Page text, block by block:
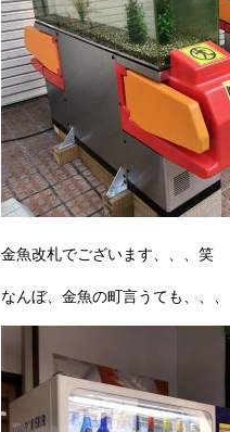
金魚改札でございます、、、笑
なんぼ、金魚の町言うても、、、